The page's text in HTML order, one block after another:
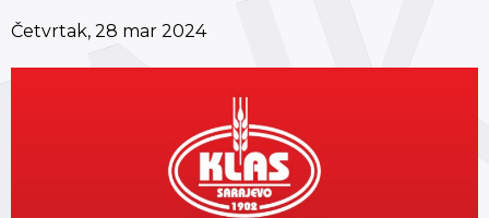
Četvrtak, 28 mar 2024